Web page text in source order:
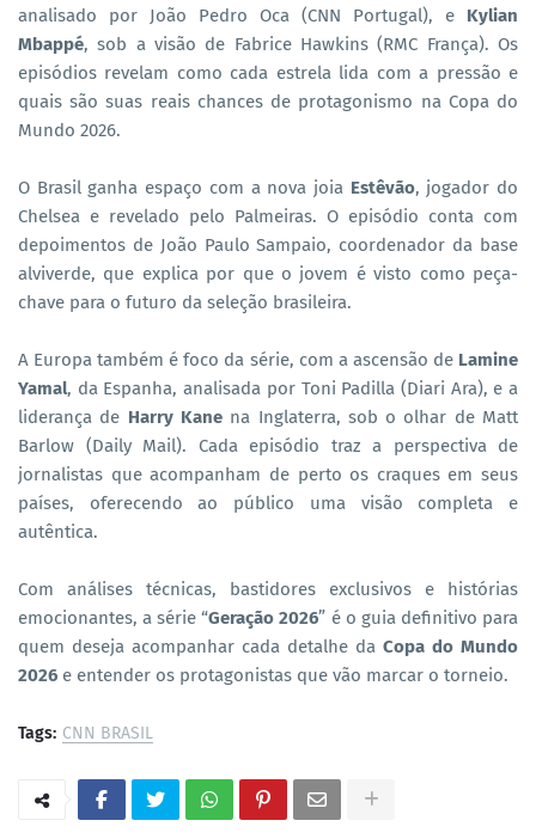
analisado por João Pedro Oca (CNN Portugal), e Kylian
Mbappé, sob a visão de Fabrice Hawkins (RMC França). Os
episódios revelam como cada estrela lida com a pressão e
quais são suas reais chances de protagonismo na Copa do
Mundo 2026.
O Brasil ganha espaço com a nova joia Estêvão, jogador do
Chelsea e revelado pelo Palmeiras. O episódio conta com
depoimentos de João Paulo Sampaio, coordenador da base
alviverde, que explica por que o jovem é visto como peça-
chave para o futuro da seleção brasileira.
A Europa também é foco da série, com a ascensão deLamine
Yamal, da Espanha, analisada por Toni Padilla (Diari Ara), e a
liderança de Harry Kanena Inglaterra, sob o olhar de Matt
Barlow (Daily Mail). Cada episódio traz a perspectiva de
jornalistas que acompanham de perto os craques em seus
países, oferecendo ao público uma visão completa e
autêntica.
Com análises técnicas, bastidores exclusivos e histórias
emocionantes, a série “Geração 2026” é o guia definitivo para
quem deseja acompanhar cada detalhe da Copa do Mundo
2026 e entender os protagonistas que vão marcar o torneio.
Tags: CNN BRASIL